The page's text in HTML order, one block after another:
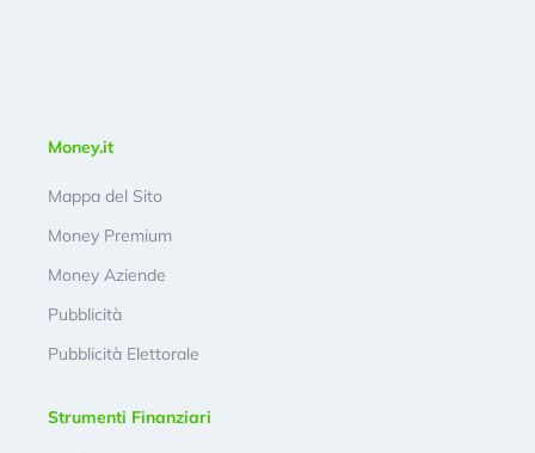
Money.it
Mappa del Sito
Money Premium
Money Aziende
Pubblicità
Pubblicità Elettorale
Strumenti Finanziari